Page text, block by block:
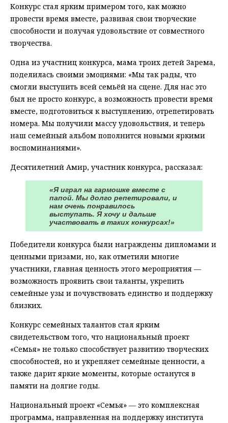
Конкурс стал ярким примером того, как можно
провести время вместе, развивая свои творческие
способности и получая удовольствие от совместного
творчества.
Одна из участниц конкурса, мама троих детей Зарема,
поделилась своими эмоциями: «Мы так рады, что
смогли выступить всей семьёй на сцене. Для нас это
был не просто конкурс, а возможность провести время
вместе, подготовиться к выступлению, отрепетировать
номера. Мы получили массу удовольствия, и теперь
наш семейный альбом пополнится новыми яркими
воспоминаниями».
Десятилетний Амир, участник конкурса, рассказал:
«Я играл на гармошке вместе с
папой. Мы долго репетировали, и
нам очень понравилось
выступать. Я хочу и дальше
участвовать в таких конкурсах!»
Победители конкурса были награждены дипломами и
ценными призами, но, как отметили многие
участники, главная ценность этого мероприятия —
возможность проявить свои таланты, укрепить
семейные узы и почувствовать единство и поддержку
близких.
Конкурс семейных талантов стал ярким
свидетельством того, что национальный проект
«Семья» не только способствует развитию творческих
способностей, но и укрепляет семейные ценности, а
также дарит яркие моменты, которые останутся в
памяти на долгие годы.
Национальный проект «Семья» — это комплексная
программа, направленная на поддержку института